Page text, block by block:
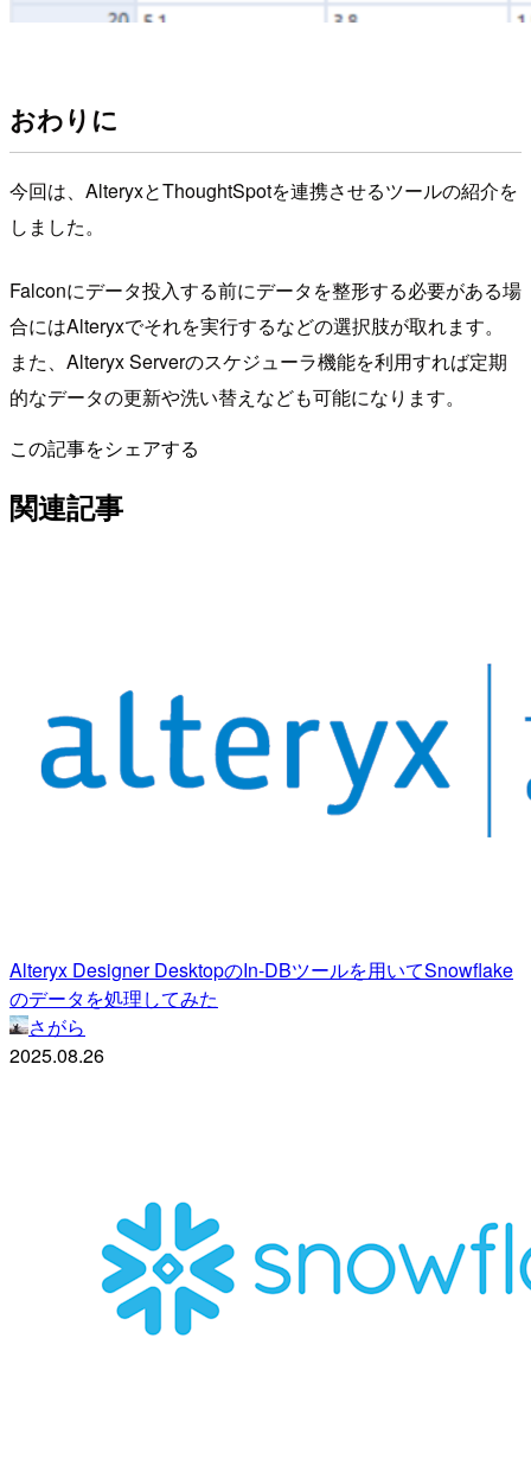
おわりに
今回は、AlteryxとThoughtSpotを連携させるツールの紹介を
しました。
Falconにデータ投入する前にデータを整形する必要がある場
合にはAlteryxでそれを実行するなどの選択肢が取れます。
また、Alteryx Serverのスケジューラ機能を利用すれば定期
的なデータの更新や洗い替えなども可能になります。
この記事をシェアする
関連記事
Alteryx Designer DesktopのIn-DBツールを用いてSnowflake
のデータを処理してみた
さがら
2025.08.26